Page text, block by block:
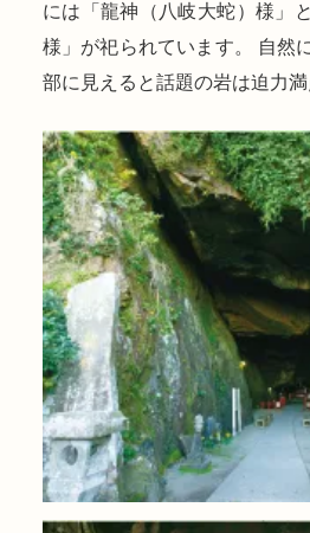
には「龍神（八岐大蛇）様」
様」が祀られています。 自然
部に見えると話題の岩は迫力満